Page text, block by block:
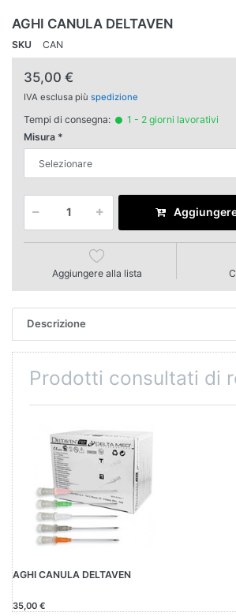
AGHI CANULA DELTAVEN
SKU CAN
35,00 €
IVA esclusa più spedizione
Tempi di consegna:
1 - 2 giorni lavorativi
Misura
Aggiungere alla lista
Descrizione
Prodotti consultati di
AGHI CANULA DELTAVEN
35,00 €